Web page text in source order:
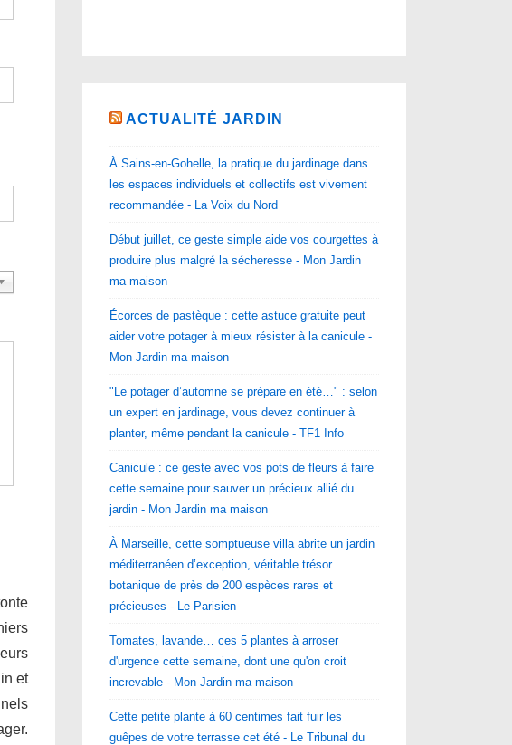
et
ACTUALITÉ JARDIN
À Sains-en-Gohelle, la pratique du jardinage dans
les espaces individuels et collectifs est vivement
recommandée - La Voix du Nord
Début juillet, ce geste simple aide vos courgettes à
produire plus malgré la sécheresse - Mon Jardin
ma maison
Écorces de pastèque : cette astuce gratuite peut
aider votre potager à mieux résister à la canicule -
Mon Jardin ma maison
"Le potager d’automne se prépare en été…" : selon
un expert en jardinage, vous devez continuer à
planter, même pendant la canicule - TF1 Info
Canicule : ce geste avec vos pots de fleurs à faire
cette semaine pour sauver un précieux allié du
jardin - Mon Jardin ma maison
À Marseille, cette somptueuse villa abrite un jardin
méditerranéen d’exception, véritable trésor
botanique de près de 200 espèces rares et
précieuses - Le Parisien
Tomates, lavande… ces 5 plantes à arroser
d'urgence cette semaine, dont une qu'on croit
increvable - Mon Jardin ma maison
Cette petite plante à 60 centimes fait fuir les
guêpes de votre terrasse cet été - Le Tribunal du